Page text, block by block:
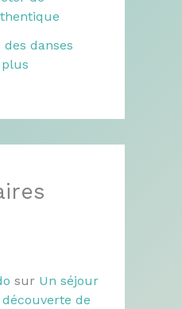
danses
sur Un séjour
de